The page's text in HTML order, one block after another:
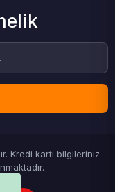
Kredi kartı bilgileriniz